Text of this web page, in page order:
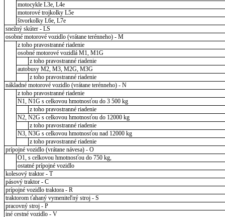
motocykle L3e, L4e
motorové trojkolky L5e
štvorkolky L6e, L7e
snežný skúter - LS
osobné motorové vozidlo (vrátane terénneho) - M
z toho pravostranné riadenie
osobné motorové vozidlá M1, M1G
z toho pravostranné riadenie
autobusy M2, M3, M2G, M3G
z toho pravostranné riadenie
nákladné motorové vozidlo (vrátane terénneho) - N
z toho pravostranné riadenie
N1, N1G s celkovou hmotnosťou do 3 500 kg
z toho pravostranné riadenie
N2, N2G s celkovou hmotnosťou do 12000 kg
z toho pravostranné riadenie
N3, N3G s celkovou hmotnosťou nad 12000 kg
z toho pravostranné riadenie
prípojné vozidlo (vrátane návesa) - O
O1, s celkovou hmotnosťou do 750 kg,
ostatné prípojné vozidlo
kolesový traktor - T
pásový traktor - C
prípojné vozidlo traktora - R
traktorom ťahaný vymeniteľný stroj - S
pracovný stroj - P
iné cestné vozidlo - V